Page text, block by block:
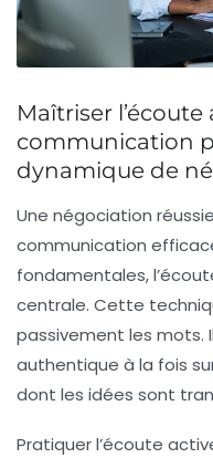
Maîtriser l’écoute
communication
dynamique de
Une négociation
communication
fondamentales, l’
centrale. Cette
passivement les mots.
authentique à la fois
dont les idées sont
Pratiquer l’écoute